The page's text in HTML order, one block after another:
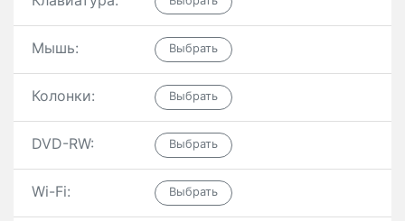
Мышь:
Колонки:
DVD-RW:
Wi-Fi: